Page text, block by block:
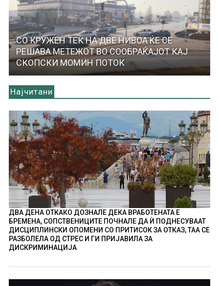
СО КРУЖЕН ТЕК НА ДВЕ НИВОА ЌЕ СЕ
РЕШАВА МЕТЕЖОТ ВО СООБРАЌАЈОТ КАЈ
СКОПСКИ МОМИН ПОТОК
Најчитани
ДВА ДЕНА ОТКАКО ДОЗНАЛЕ ДЕКА ВРАБОТЕНАТА Е
БРЕМЕНА, СОПСТВЕНИЦИТЕ ПОЧНАЛЕ ДА Ѝ ПОДНЕСУВААТ
ДИСЦИПЛИНСКИ ОПОМЕНИ СО ПРИТИСОК ЗА ОТКАЗ, ТАА СЕ
РАЗБОЛЕЛА ОД СТРЕС И ГИ ПРИЈАВИЛА ЗА
ДИСКРИМИНАЦИЈА